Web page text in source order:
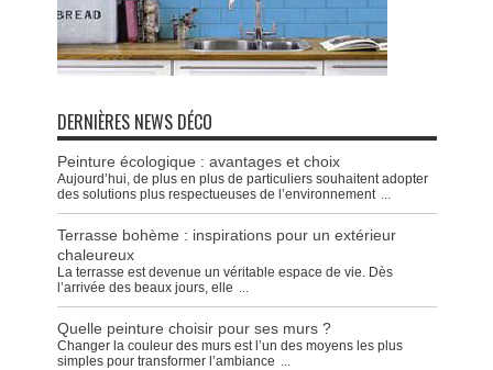
DERNIÈRES NEWS DÉCO
Peinture écologique : avantages et choix
Aujourd’hui, de plus en plus de particuliers souhaitent adopter
des solutions plus respectueuses de l’environnement ...
Terrasse bohème : inspirations pour un extérieur
chaleureux
La terrasse est devenue un véritable espace de vie. Dès
l’arrivée des beaux jours, elle ...
Quelle peinture choisir pour ses murs ?
Changer la couleur des murs est l’un des moyens les plus
simples pour transformer l’ambiance ...